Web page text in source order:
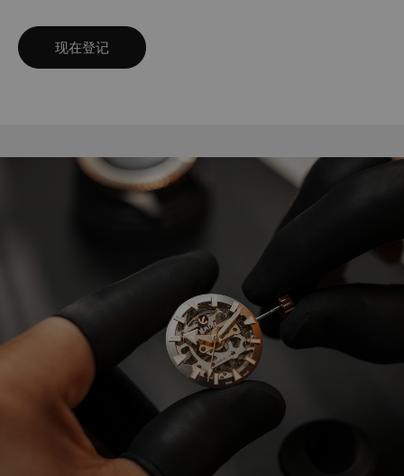
现在登记